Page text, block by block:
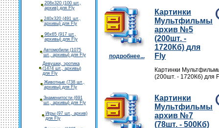
208х320 (100 шт.,
архив) для Fly
240х320 (491 шт.,
архивы) для Fly
96х65 (917 шт.,
архивы) для Fly
Автомобили (1075
шт., архивы) для Fly
Девушки, эротика
(1474 шт., архивы)
для Fly
Животные (738 шт.,
архивы) для Fly
Знаменитости (691
шт., архивы) для Fly
Игры (97 шт., архив)
для Fly
подробнее...
Картинки
Мультфильмы
архив №5
(200шт. -
1720Кб) для
Fly
Картинки
(200шт. - 1720Кб) для
Картинки
Мультфильмы
архив №7
(78шт. - 500Кб)